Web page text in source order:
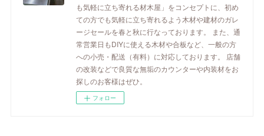
も気軽に立ち寄れる材木屋」をコンセプトに、初め
ての方でも気軽に立ち寄れるよう木材や建材のガレ
ージセールを春と秋に行なっております。 また、通
常営業日もDIYに使える木材や合板など、一般の方
への小売・配送（有料）に対応しております。 店舗
の改装などで良質な無垢のカウンターや内装材をお
探しのお客様はぜひ。
フォロー